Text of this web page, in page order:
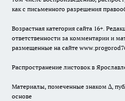
как с письменного разрешения
Возрастная категория сайта 16+.
ответственности за комментарии и
размещенные на сайте
Распространение листовок в
Материалы, помеченные знаком ∆,
основе